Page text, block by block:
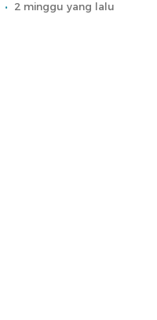
2 minggu yang lalu